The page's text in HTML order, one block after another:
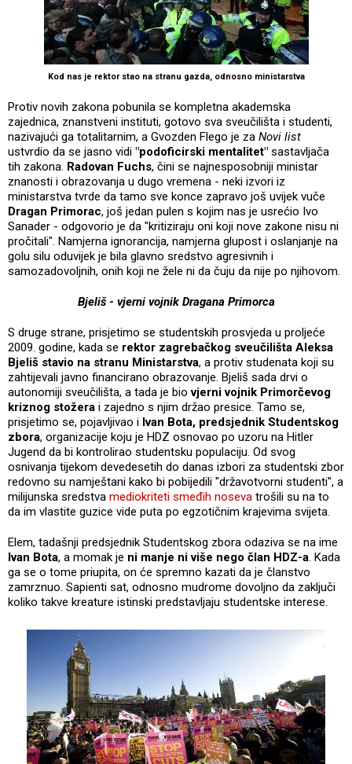
Kod nas je rektor stao na stranu gazda, odnosno ministarstva
Protiv novih zakona pobunila se kompletna akademska
zajednica, znanstveni instituti, gotovo sva sveučilišta i studenti,
nazivajući ga totalitarnim, a Gvozden Flego je za Novi list
ustvrdio da se jasno vidi "podoficirski mentalitet" sastavljača
tih zakona. Radovan Fuchs, čini se najnesposobniji ministar
znanosti i obrazovanja u dugo vremena - neki izvori iz
ministarstva tvrde da tamo sve konce zapravo još uvijek vuče
Dragan Primorac, još jedan pulen s kojim nas je usrećio Ivo
Sanader - odgovorio je da "kritiziraju oni koji nove zakone nisu ni
pročitali". Namjerna ignorancija, namjerna glupost i oslanjanje na
golu silu oduvijek je bila glavno sredstvo agresivnih i
samozadovoljnih, onih koji ne žele ni da čuju da nije po njihovom.
Bjeliš - vjerni vojnik Dragana Primorca
S druge strane, prisjetimo se studentskih prosvjeda u proljeće
2009. godine, kada se rektor zagrebačkog sveučilišta Aleksa
Bjeliš stavio na stranu Ministarstva, a protiv studenata koji su
zahtijevali javno financirano obrazovanje. Bjeliš sada drvi o
autonomiji sveučilišta, a tada je bio vjerni vojnik Primorčevog
kriznog stožera i zajedno s njim držao presice. Tamo se,
prisjetimo se, pojavljivao i Ivan Bota, predsjednik Studentskog
zbora, organizacije koju je HDZ osnovao po uzoru na Hitler
Jugend da bi kontrolirao studentsku populaciju. Od svog
osnivanja tijekom devedesetih do danas izbori za studentski zbor
redovno su namještani kako bi pobijedili "državotvorni studenti", a
milijunska sredstva mediokriteti smeđih noseva trošili su na to
da im vlastite guzice vide puta po egzotičnim krajevima svijeta.
Elem, tadašnji predsjednik Studentskog zbora odaziva se na ime
Ivan Bota, a momak je ni manje ni više nego član HDZ-a. Kada
ga se o tome priupita, on će spremno kazati da je članstvo
zamrznuo. Sapienti sat, odnosno mudrome dovoljno da zaključi
koliko takve kreature istinski predstavljaju studentske interese.